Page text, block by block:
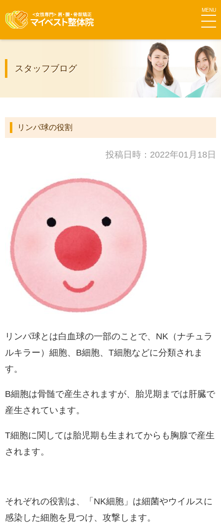
ト整体院
グループ
スタッフブログ
リンパ球の役割
投稿日時：2022年01月18日
リンパ球とは白血球の一部のことで、NK（ナチュラ
ルキラー）細胞、B細胞、T細胞などに分類されま
す。
B細胞は骨髄で産生されますが、胎児期までは肝臓で
産生されています。
T細胞に関しては胎児期も生まれてからも胸腺で産生
されます。
それぞれの役割は、「NK細胞」は細菌やウイルスに
感染した細胞を見つけ、攻撃します。